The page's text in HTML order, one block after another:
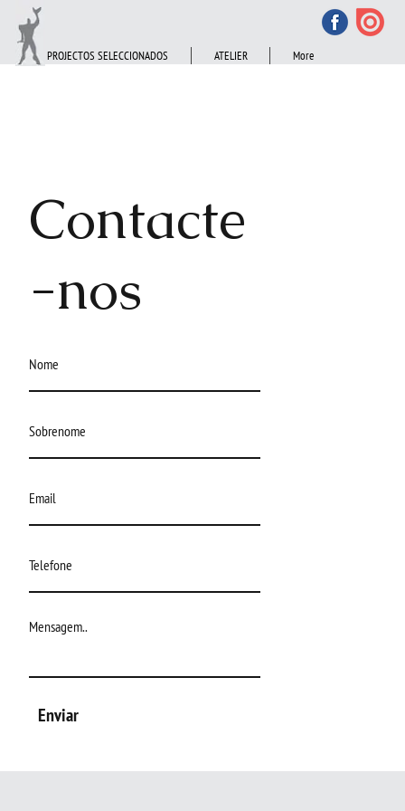
PROJECTOS SELECCIONADOS ATELIER More
Contacte
-nos
Enviar